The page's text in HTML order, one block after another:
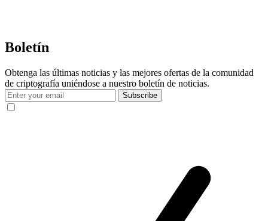
Boletín
Obtenga las últimas noticias y las mejores ofertas de la comunidad
de criptografía uniéndose a nuestro boletín de noticias.
Subscribe